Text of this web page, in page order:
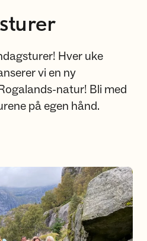
Hver uke
vi en ny
natur! Bli med
på egen hånd.
i 2025!